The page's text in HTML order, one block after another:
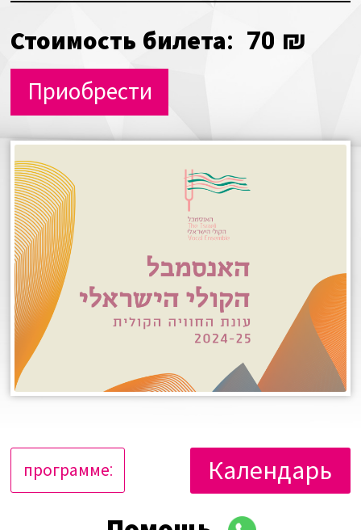
Политика сайта
Стоимость билета: 70 ₪
Приобрести
программе: Календарь